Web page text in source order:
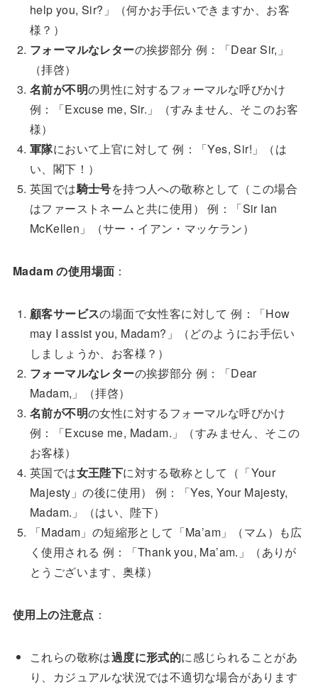
help you, Sir?」（何かお手伝いできますか、お客
様？）
フォーマルなレターの挨拶部分 例：「Dear Sir,」
（拝啓）
名前が不明の男性に対するフォーマルな呼びかけ
例：「Excuse me, Sir.」（すみません、そこのお客
様）
軍隊において上官に対して 例：「Yes, Sir!」（は
い、閣下！）
英国では騎士号を持つ人への敬称として（この場合
はファーストネームと共に使用） 例：「Sir Ian
McKellen」（サー・イアン・マッケラン）
Madam の使用場面 ：
顧客サービスの場面で女性客に対して 例：「How
may I assist you, Madam?」（どのようにお手伝い
しましょうか、お客様？）
フォーマルなレターの挨拶部分 例：「Dear
Madam,」（拝啓）
名前が不明の女性に対するフォーマルな呼びかけ
例：「Excuse me, Madam.」（すみません、そこの
お客様）
英国では女王陛下に対する敬称として（「Your
Majesty」の後に使用） 例：「Yes, Your Majesty,
Madam.」（はい、陛下）
「Madam」の短縮形として「Ma’am」（マム）も広
く使用される 例：「Thank you, Ma’am.」（ありが
とうございます、奥様）
使用上の注意点 ：
これらの敬称は過度に形式的に感じられることがあ
り、カジュアルな状況では不適切な場合があります